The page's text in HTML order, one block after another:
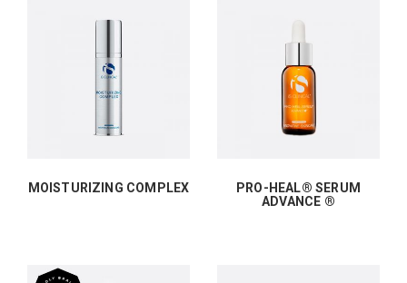
MOISTURIZING COMPLEX
PRO-HEAL® SERUM
ADVANCE ®